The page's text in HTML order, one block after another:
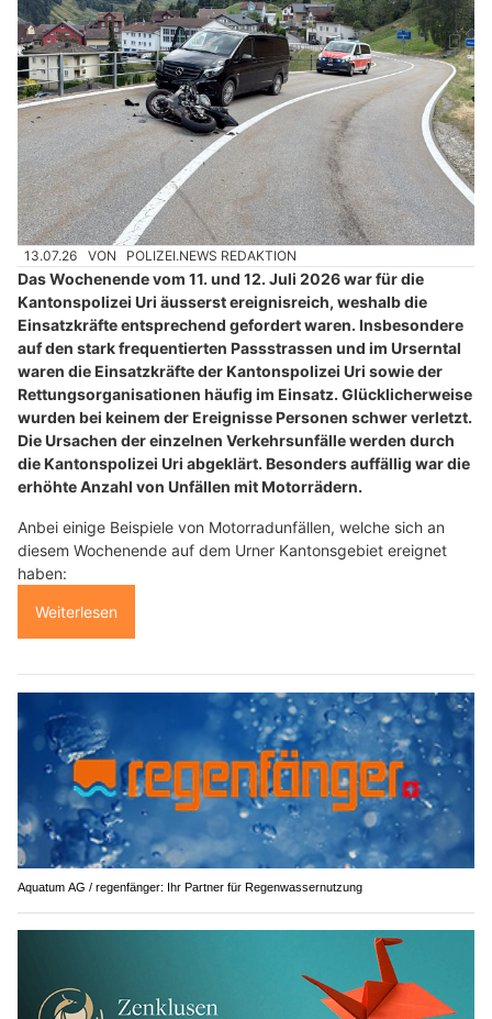
13.07.26 VON POLIZEI.NEWS REDAKTION
Das Wochenende vom 11. und 12. Juli 2026 war für die
Kantonspolizei Uri äusserst ereignisreich, weshalb die
Einsatzkräfte entsprechend gefordert waren. Insbesondere
auf den stark frequentierten Passstrassen und im Urserntal
waren die Einsatzkräfte der Kantonspolizei Uri sowie der
Rettungsorganisationen häufig im Einsatz. Glücklicherweise
wurden bei keinem der Ereignisse Personen schwer verletzt.
Die Ursachen der einzelnen Verkehrsunfälle werden durch
die Kantonspolizei Uri abgeklärt. Besonders auffällig war die
erhöhte Anzahl von Unfällen mit Motorrädern.
Anbei einige Beispiele von Motorradunfällen, welche sich an
diesem Wochenende auf dem Urner Kantonsgebiet ereignet
haben:
Weiterlesen
Aquatum AG / regenfänger: Ihr Partner für Regenwassernutzung